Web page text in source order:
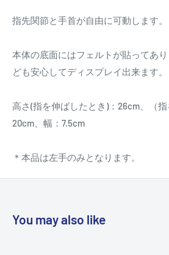
指先関節と手首が自由に可動します。
本体の底面にはフェルトが貼ってあ
ども安心してディスプレイ出来ます。
高さ(指を伸ばしたとき)：26cm、（
20cm、幅：7.5cm
＊本品は左手のみとなります。
You may also like